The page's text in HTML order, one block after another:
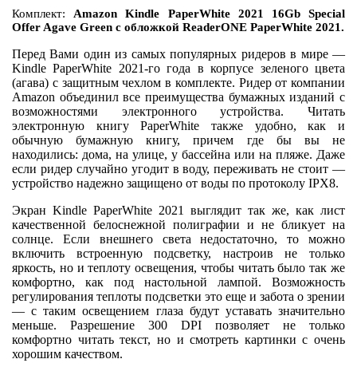
Комплект: Amazon Kindle PaperWhite 2021 16Gb Special
Offer Agave Green с обложкой ReaderONE PaperWhite 2021.
Перед Вами один из самых популярных ридеров в мире —
Kindle PaperWhite 2021-го года в корпусе зеленого цвета
(агава) с защитным чехлом в комплекте. Ридер от компании
Amazon объединил все преимущества бумажных изданий с
возможностями электронного устройства. Читать
электронную книгу PaperWhite также удобно, как и
обычную бумажную книгу, причем где бы вы не
находились: дома, на улице, у бассейна или на пляже. Даже
если ридер случайно угодит в воду, переживать не стоит —
устройство надежно защищено от воды по протоколу IPХ8.
Экран Kindle PaperWhite 2021 выглядит так же, как лист
качественной белоснежной полиграфии и не бликует на
солнце. Если внешнего света недостаточно, то можно
включить встроенную подсветку, настроив не только
яркость, но и теплоту освещения, чтобы читать было так же
комфортно, как под настольной лампой. Возможность
регулирования теплоты подсветки это еще и забота о зрении
— с таким освещением глаза будут уставать значительно
меньше. Разрешение 300 DPI позволяет не только
комфортно читать текст, но и смотреть картинки с очень
хорошим качеством.